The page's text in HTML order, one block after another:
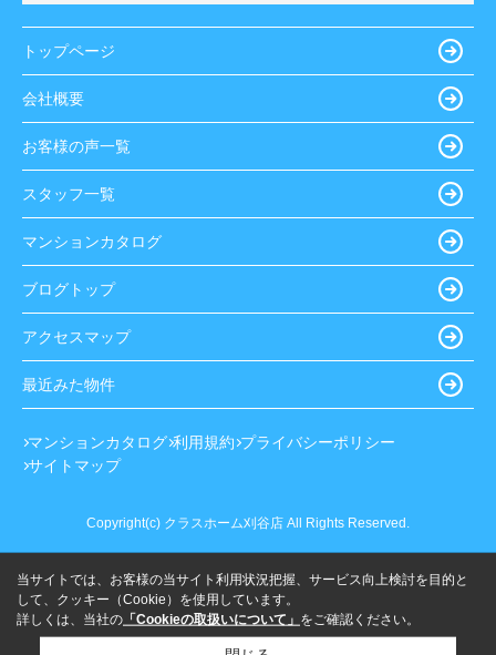
トップページ
会社概要
お客様の声一覧
スタッフ一覧
マンションカタログ
ブログトップ
アクセスマップ
最近みた物件
マンションカタログ 利用規約 プライバシーポリシー
サイトマップ
Copyright(c) クラスホーム刈谷店 All Rights Reserved.
当サイトでは、お客様の当サイト利用状況把握、サービス向上検討を目的と
して、クッキー（Cookie）を使用しています。
詳しくは、当社の 「Cookieの取扱いについて」 をご確認ください。